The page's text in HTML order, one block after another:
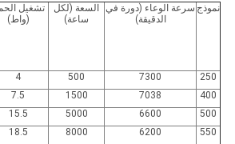
نموذج سرعة الوعاء (دورة في
الدقيقة)
السعة (لكل
ساعة)
تشغيل
(واط)
250
7300
500
4
400
7038
1500
7.5
500
6600
5000
15.5
550
6200
8000
18.5